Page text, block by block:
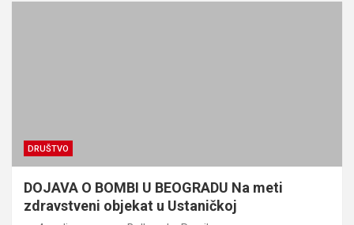
DRUŠTVO
DOJAVA O BOMBI U BEOGRADU Na meti
zdravstveni objekat u Ustaničkoj